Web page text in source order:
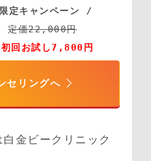
定キャンペーン /
定価22,000円
初回お試し7,800円
セリングへ
金ビークリニック